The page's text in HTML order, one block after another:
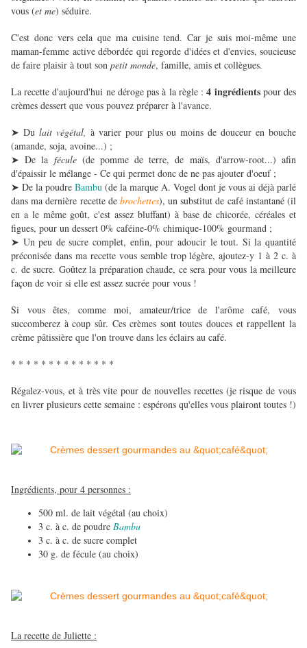
vous (et me) séduire.
C'est donc vers cela que ma cuisine tend. Car je suis moi-même une
maman-femme active débordée qui regorde d'idées et d'envies, soucieuse
de faire plaisir à tout son petit monde, famille, amis et collègues.
La recette d'aujourd'hui ne déroge pas à la règle :4 ingrédients pour des
crèmes dessert que vous pouvez préparer à l'avance.
➤ Du lait végétal, à varier pour plus ou moins de douceur en bouche
(amande, soja, avoine...) ;
➤De la fécule(de pomme de terre, de maïs, d'arrow-root...) afin
d'épaissir le mélange - Ce qui permet donc de ne pas ajouter d'oeuf ;
➤ De la poudre Bambu (de la marque A. Vogel dont je vous ai déjà parlé
dans ma dernière recette de brochettes), un substitut de café instantané (il
en a le même goût, c'est assez bluffant) à base de chicorée, céréales et
figues, pour un dessert 0% caféine-0% chimique-100% gourmand ;
➤ Un peu de sucre complet, enfin, pour adoucir le tout. Si la quantité
préconisée dans ma recette vous semble trop légère, ajoutez-y 1 à 2 c. à
c. de sucre. Goûtez la préparation chaude, ce sera pour vous la meilleure
façon de voir si elle est assez sucrée pour vous !
Si vous êtes, comme moi, amateur/trice de l'arôme café, vous
succomberez à coup sûr. Ces crèmes sont toutes douces et rappellent la
crème pâtissière que l'on trouve dans les éclairs au café.
* * * * * * * * * * * * * *
Régalez-vous, et à très vite pour de nouvelles recettes (je risque de vous
en livrer plusieurs cette semaine : espérons qu'elles vous plairont toutes !)
Ingrédients, pour 4 personnes :
500 ml. de lait végétal (au choix)
3 c. à c. de poudre Bambu
3 c. à c. de sucre complet
30 g. de fécule (au choix)
La recette de Juliette :